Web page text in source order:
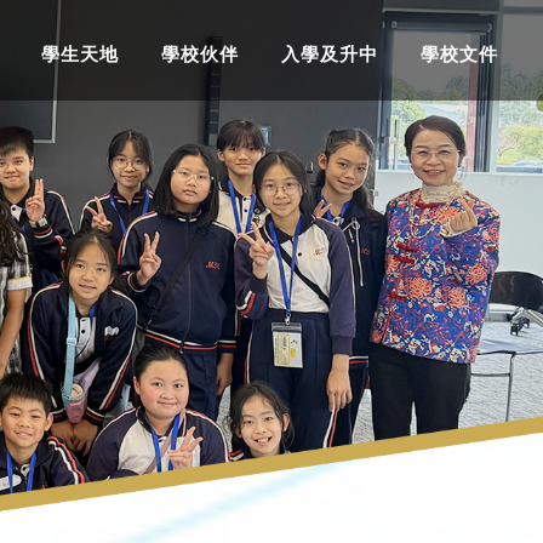
學生天地 學校伙伴 入學及升中 學校文件